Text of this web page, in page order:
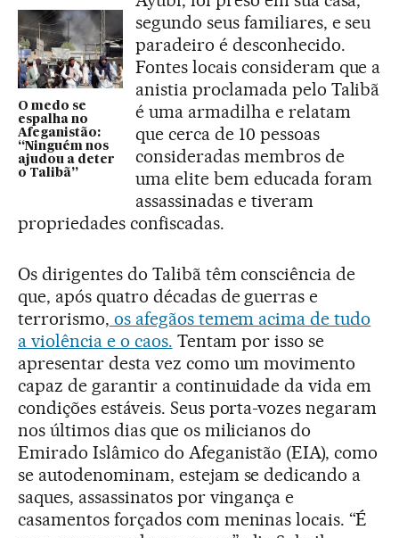
O medo se
espalha no
Afeganistão:
“Ninguém nos
ajudou a deter
o Talibã”
segundo seus familiares, e seu
paradeiro é desconhecido.
Fontes locais consideram que a
anistia proclamada pelo Talibã
é uma armadilha e relatam
que cerca de 10 pessoas
consideradas membros de
uma elite bem educada foram
assassinadas e tiveram
propriedades confiscadas.
Os dirigentes do Talibã têm consciência de
que, após quatro décadas de guerras e
terrorismo, os afegãos temem acima de tudo
a violência e o caos. Tentam por isso se
apresentar desta vez como um movimento
capaz de garantir a continuidade da vida em
condições estáveis. Seus porta-vozes negaram
nos últimos dias que os milicianos do
Emirado Islâmico do Afeganistão (EIA), como
se autodenominam, estejam se dedicando a
saques, assassinatos por vingança e
casamentos forçados com meninas locais. “É